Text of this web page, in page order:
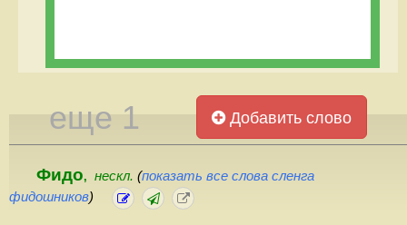
еще 1 Добавить слово
Фидо, нескл. (показать все слова сленга
фидошников)